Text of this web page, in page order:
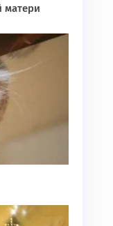
матери